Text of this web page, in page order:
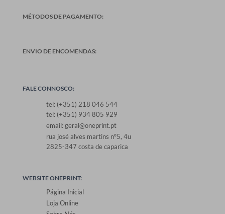
MÉTODOS DE PAGAMENTO:
ENVIO DE ENCOMENDAS:
FALE CONNOSCO:
tel: (+351) 218 046 544
tel: (+351) 934 805 929
email: geral@oneprint.pt
rua josé alves martins nº5, 4u
2825-347 costa de caparica
WEBSITE ONEPRINT:
Página Inicial
Loja Online